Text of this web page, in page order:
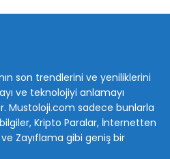
son trendlerini ve yeniliklerini
ve teknolojiyi anlamayı
Mustoloji.com sadece bunlarla
bilgiler, Kripto Paralar, İnternetten
Zayıflama gibi geniş bir